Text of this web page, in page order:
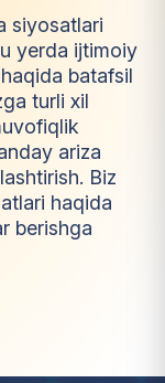
siyosatlari
yerda ijtimoiy
batafsil
turli xil
ariza
Biz
haqida
berishga